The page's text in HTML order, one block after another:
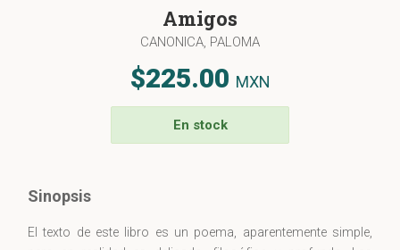
Amigos
CANONICA, PALOMA
$225.00 MXN
En stock
Sinopsis
El texto de este libro es un poema, aparentemente simple,